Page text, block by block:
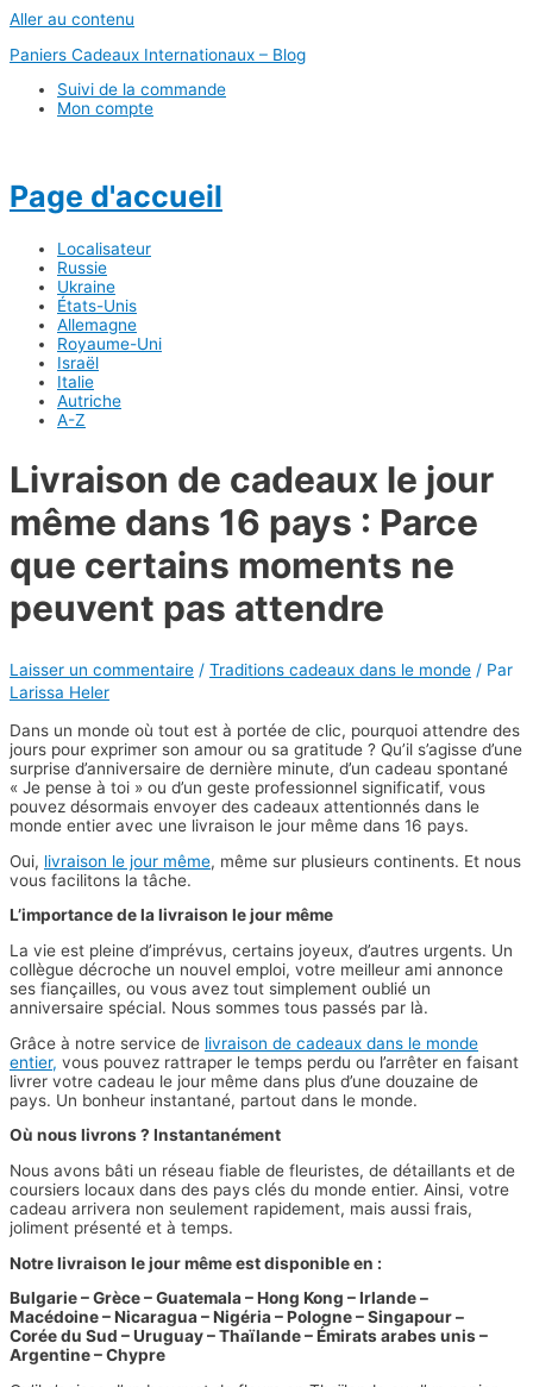
Aller au contenu
Paniers Cadeaux Internationaux – Blog
Suivi de la commande
Mon compte
Page d'accueil
Localisateur
Russie
Ukraine
États-Unis
Allemagne
Royaume-Uni
Israël
Italie
Autriche
A-Z
Livraison de cadeaux le jour
même dans 16 pays : Parce
que certains moments ne
peuvent pas attendre
Laisser un commentaire / Traditions cadeaux dans le monde / Par
Larissa Heler
Dans un monde où tout est à portée de clic, pourquoi attendre des
jours pour exprimer son amour ou sa gratitude ? Qu’il s’agisse d’une
surprise d’anniversaire de dernière minute, d’un cadeau spontané
« Je pense à toi » ou d’un geste professionnel significatif, vous
pouvez désormais envoyer des cadeaux attentionnés dans le
monde entier avec une livraison le jour même dans 16 pays.
Oui, livraison le jour même, même sur plusieurs continents. Et nous
vous facilitons la tâche.
L’importance de la livraison le jour même
La vie est pleine d’imprévus, certains joyeux, d’autres urgents. Un
collègue décroche un nouvel emploi, votre meilleur ami annonce
ses fiançailles, ou vous avez tout simplement oublié un
anniversaire spécial. Nous sommes tous passés par là.
Grâce à notre service de livraison de cadeaux dans le monde
entier, vous pouvez rattraper le temps perdu ou l’arrêter en faisant
livrer votre cadeau le jour même dans plus d’une douzaine de
pays. Un bonheur instantané, partout dans le monde.
Où nous livrons ? Instantanément
Nous avons bâti un réseau fiable de fleuristes, de détaillants et de
coursiers locaux dans des pays clés du monde entier. Ainsi, votre
cadeau arrivera non seulement rapidement, mais aussi frais,
joliment présenté et à temps.
Notre livraison le jour même est disponible en :
Bulgarie – Grèce – Guatemala – Hong Kong – Irlande –
Macédoine – Nicaragua – Nigéria – Pologne – Singapour –
Corée du Sud – Uruguay – Thaïlande – Émirats arabes unis –
Argentine – Chypre